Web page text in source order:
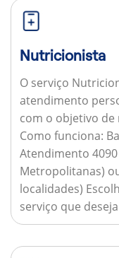
Nutricionista
O serviço
atendimento
com o objetivo de
Como funciona:
Atendimento 4090
Metropolitanas)
localidades)
serviço que